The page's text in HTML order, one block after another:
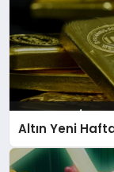
Altın Yeni